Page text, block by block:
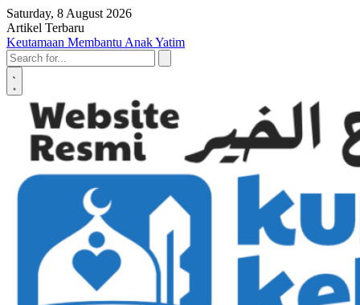
Skip to content
Saturday, 8 August 2026
Artikel Terbaru
Penyerahan SK LAZ Kunci Kebaikan OKU Timur, Tonggak Baru
Penguatan Pelayanan Umat